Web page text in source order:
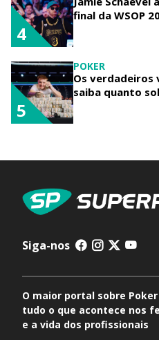
final da WSOP
4
POKER
Os verdadeiros
saiba quanto
5
Siga-nos
O maior portal sobre
tudo o que acontece nos
e a vida dos profissionais